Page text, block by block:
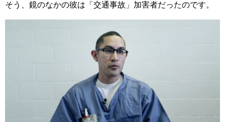
そう、鏡のなかの彼は「交通事故」加害者だったのです。